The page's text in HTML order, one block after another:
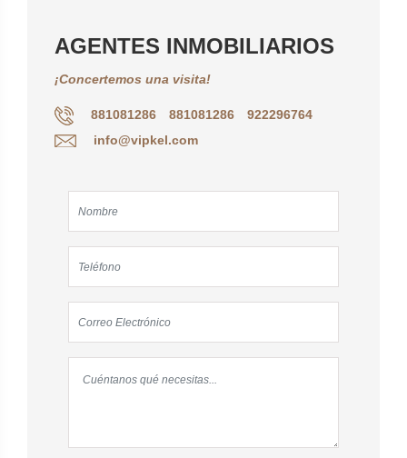
AGENTES INMOBILIARIOS
¡Concertemos una visita!
881081286 881081286
922296764
info@vipkel.com